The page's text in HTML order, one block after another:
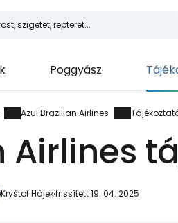
Poggyász
Azul Brazilian Airlines
Airlines
Kryštof Hájekfrissített 19. 04. 2025